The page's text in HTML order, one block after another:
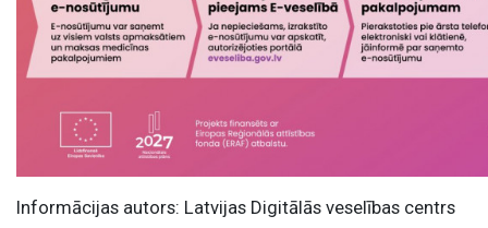
Informācijas autors: Latvijas Digitālās veselības centrs